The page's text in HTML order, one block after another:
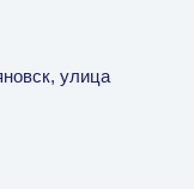
улица